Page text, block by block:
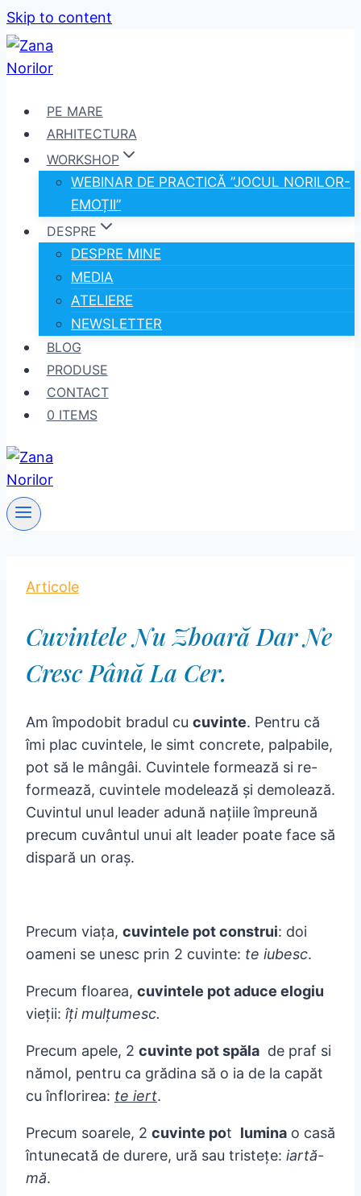
Skip to content
PE MARE
ARHITECTURA
WORKSHOP
WEBINAR DE PRACTICĂ ”JOCUL NORILOR-
EMOȚII”
DESPRE
DESPRE MINE
MEDIA
ATELIERE
NEWSLETTER
BLOG
PRODUSE
CONTACT
0 ITEMS
Articole
Cuvintele Nu Zboară Dar Ne
Cresc Până La Cer.
Am împodobit bradul cu cuvinte. Pentru că
îmi plac cuvintele, le simt concrete, palpabile,
pot să le mângâi. Cuvintele formează si re-
formează, cuvintele modelează şi demolează.
Cuvintul unul leader adună naţiile împreună
precum cuvântul unui alt leader poate face să
dispară un oraş.
Precum viaţa, cuvintele pot construi: doi
oameni se unesc prin 2 cuvinte: te iubesc.
Precum floarea, cuvintele pot aduce elogiu
vieţii: îţi mulţumesc.
Precum apele, 2 cuvinte pot spăla de praf si
nămol, pentru ca grădina să o ia de la capăt
cu înflorirea: te iert.
Precum soarele, 2 cuvinte pot lumina o casă
întunecată de durere, ură sau tristeţe: iartă-
mă.